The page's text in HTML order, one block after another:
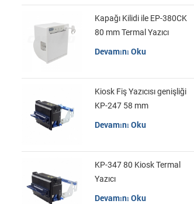
Kapağı Kilidi ile EP-380CK
80 mm Termal Yazıcı
Devamını Oku
Kiosk Fiş Yazıcısı genişliği
KP-247 58 mm
Devamını Oku
KP-347 80 Kiosk Termal
Yazıcı
Devamını Oku